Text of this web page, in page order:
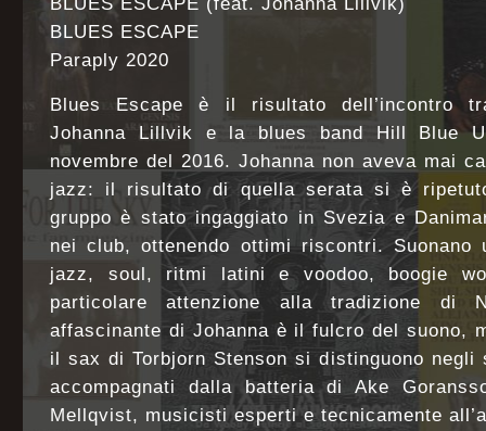
BLUES ESCAPE
Paraply 2020
Blues Escape è il risultato dell’incontro
Johanna Lillvik e la blues band Hill Blue
novembre del 2016. Johanna non aveva mai
jazz: il risultato di quella serata si è
gruppo è stato ingaggiato in Svezia e
nei club, ottenendo ottimi riscontri.
jazz, soul, ritmi latini e voodoo, boogie
particolare attenzione alla tradizione di
affascinante di Johanna è il fulcro del suono,
il sax di Torbjorn Stenson si distinguono
accompagnati dalla batteria di Ake
Mellqvist, musicisti esperti e tecnicamente